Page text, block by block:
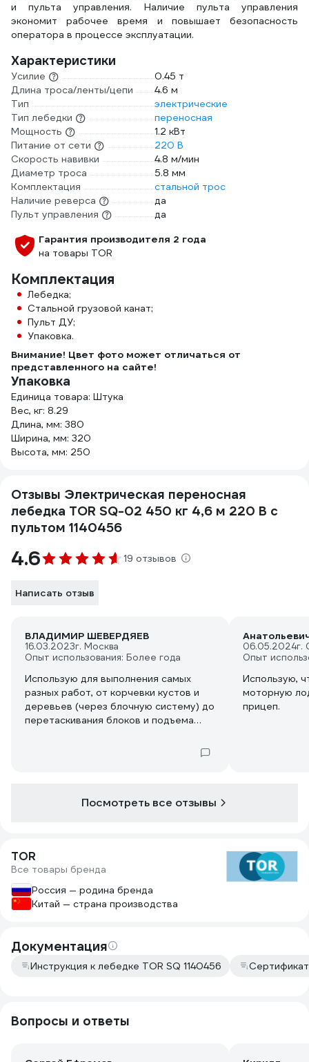
и пульта управления. Наличие пульта управления
экономит рабочее время и повышает безопасность
оператора в процессе эксплуатации.
Характеристики
Усилие
0.45 т
Длина троса/ленты/цепи
4.6 м
Тип
электрические
Тип лебедки
переносная
Мощность
1.2 кВт
Питание от сети
220 В
Скорость навивки
4.8 м/мин
Диаметр троса
5.8 мм
Комплектация
стальной трос
Наличие реверса
да
Пульт управления
да
Гарантия производителя 2 года
на товары TOR
Комплектация
Лебедка;
Стальной грузовой канат;
Пульт ДУ;
Упаковка.
Внимание! Цвет фото может отличаться от
представленного на сайте!
Упаковка
Единица товара: Штука
Вес, кг: 8.29
Длина, мм: 380
Ширина, мм: 320
Высота, мм: 250
Отзывы Электрическая переносная
лебедка TOR SQ-02 450 кг 4,6 м 220 В с
пультом 1140456
4.6 19 отзывов
Написать отзыв
ВЛАДИМИР ШЕВЕРДЯЕВ
16.03.2023г. Москва
Опыт использования: Более года
Использую для выполнения самых
разных работ, от корчевки кустов и
деревьев (через блочную систему) до
перетаскивания блоков и подъема
06.05.2024г.
Опыт
Использую,
моторную
прицеп.
Посмотреть все отзывы
TOR
Все товары бренда
Россия — родина бренда
Китай — страна производства
Документация
Инструкция к лебедке TOR SQ 1140456
Вопросы и ответы